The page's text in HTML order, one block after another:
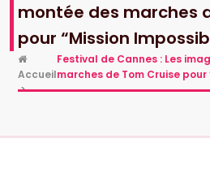
montée des marches
pour “Mission
Accueil
>
Festival de Cannes : Les
marches de Tom Cruise pour